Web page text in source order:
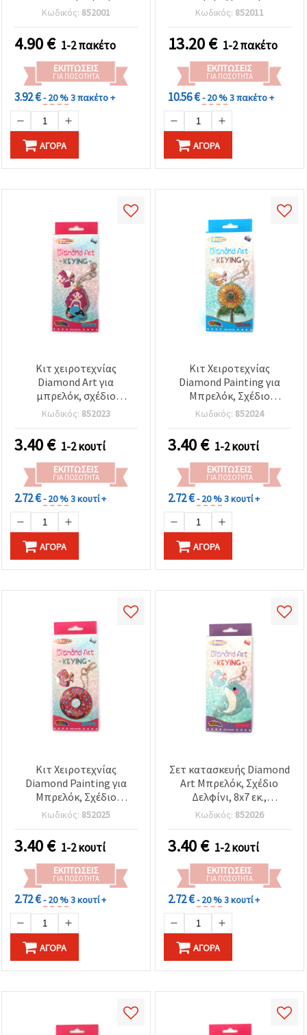
Μονόκερου, 40×98×62
mm
Κωδικός: 852001
4.90€ 1-2 πακέτο
ΕΚΠΤΏΣΕΙΣ
ΓΙΑ ΠΟΣΌΤΗΤΑ
3.92 €- 20 %3 πακέτο +
ΑΓΟΡΆ
(DIY), 11x17x9.5 cm
Κωδικός: 852011
13.20€ 1-2 πακέτο
ΕΚΠΤΏΣΕΙΣ
ΓΙΑ ΠΟΣΌΤΗΤΑ
10.56 €- 20 %3 πακέτο +
ΑΓΟΡΆ
Κιτ χειροτεχνίας
Diamond Art για
μπρελόκ, σχέδιο
γοργόνα, 8x7 cm
Κωδικός: 852023
3.40€ 1-2 κουτί
ΕΚΠΤΏΣΕΙΣ
ΓΙΑ ΠΟΣΌΤΗΤΑ
2.72 €- 20 %3 κουτί +
ΑΓΟΡΆ
Κιτ Χειροτεχνίας
Diamond Painting για
Μπρελόκ, Σχέδιο
Ηλιοτρόπιο, 8x7 εκ.
Κωδικός: 852024
3.40€ 1-2 κουτί
ΕΚΠΤΏΣΕΙΣ
ΓΙΑ ΠΟΣΌΤΗΤΑ
2.72 €- 20 %3 κουτί +
ΑΓΟΡΆ
Κιτ Χειροτεχνίας
Diamond Painting για
Μπρελόκ, Σχέδιο
Ντόνατ, 8x7 εκ.
Κωδικός: 852025
3.40€ 1-2 κουτί
ΕΚΠΤΏΣΕΙΣ
ΓΙΑ ΠΟΣΌΤΗΤΑ
2.72 €- 20 %3 κουτί +
ΑΓΟΡΆ
Σετ κατασκευής Diamond
Art Μπρελόκ, Σχέδιο
Δελφίνι, 8x7 εκ.,
Αξεσουάρ Χειροτεχνίας
για Παιδιά και Ενήλικες
Κωδικός: 852026
3.40€ 1-2 κουτί
ΕΚΠΤΏΣΕΙΣ
ΓΙΑ ΠΟΣΌΤΗΤΑ
2.72 €- 20 %3 κουτί +
ΑΓΟΡΆ